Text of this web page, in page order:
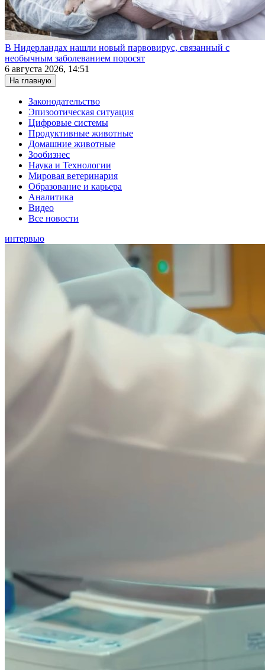
В Нидерландах нашли новый парвовирус, связанный с
необычным заболеванием поросят
6 августа 2026, 14:51
На главную
Законодательство
Эпизоотическая ситуация
Цифровые системы
Продуктивные животные
Домашние животные
Зообизнес
Наука и Технологии
Мировая ветеринария
Образование и карьера
Аналитика
Видео
Все новости
интервью